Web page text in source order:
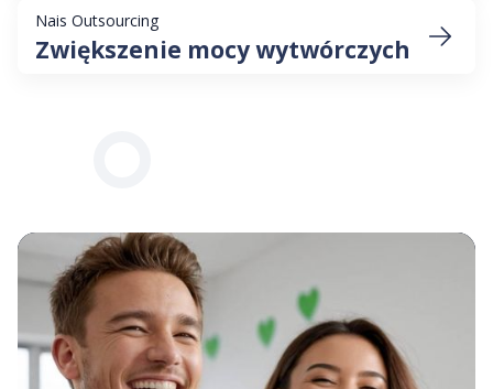
Nais Outsourcing
Zwiększenie mocy wytwórczych